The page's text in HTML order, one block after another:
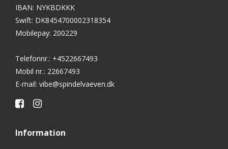
IBAN: NYKBDKKK
Swift: DK8454700002318354
Mobilepay: 200229
Telefonnr.: +4522667493
Mobil nr.: 22667493
E-mail: vibe@spindelvaeven.dk
Information